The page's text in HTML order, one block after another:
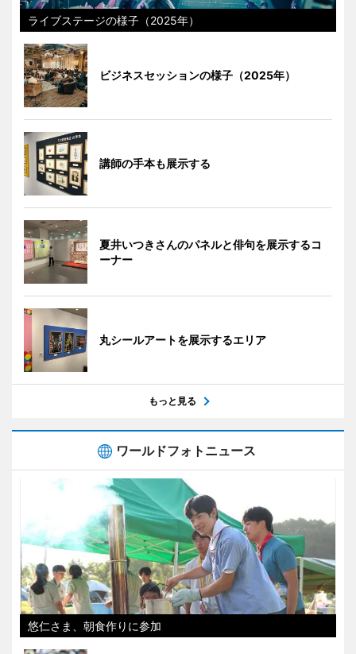
ライブステージの様子（2025年）
ビジネスセッションの様子（2025年）
講師の手本も展示する
夏井いつきさんのパネルと俳句を展示するコ
ーナー
丸シールアートを展示するエリア
もっと見る
ワールドフォトニュース
悠仁さま、朝食作りに参加